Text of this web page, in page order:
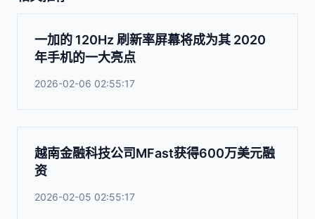
一加的 120Hz 刷新率屏幕将成为其 2020
年手机的一大亮点
2026-02-06 02:55:17
越南金融科技公司MFast获得600万美元融
资
2026-02-05 02:55:17